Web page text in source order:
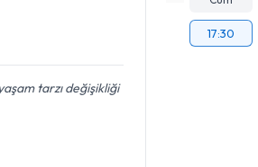
tarzı değişikliği
17:30